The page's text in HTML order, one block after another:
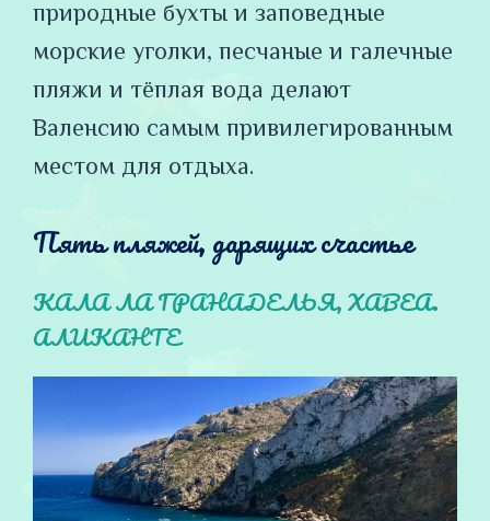
природные бухты и заповедные
морские уголки, песчаные и галечные
пляжи и тёплая вода делают
Валенсию самым привилегированным
местом для отдыха.
Пять пляжей, дарящих счастье
КАЛА ЛА ГРАНАДЕЛЬЯ, ХАВЕА.
АЛИКАНТЕ